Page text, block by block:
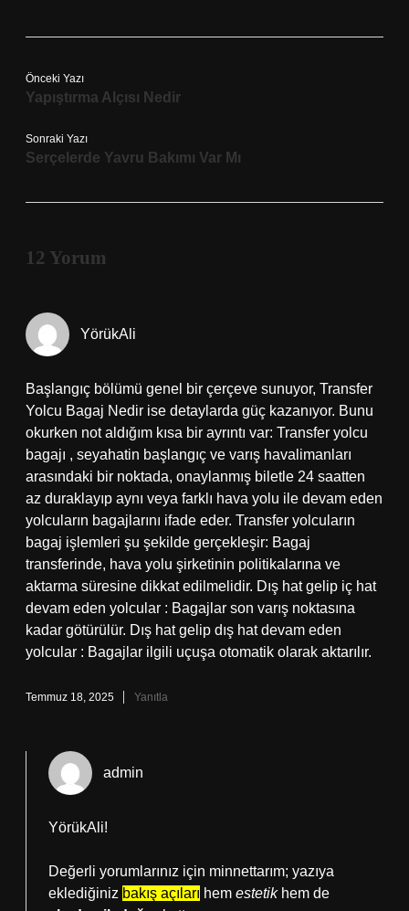
Önceki Yazı
Yapıştırma Alçısı Nedir
Sonraki Yazı
Serçelerde Yavru Bakımı Var Mı
12 Yorum
YörükAli
Başlangıç bölümü genel bir çerçeve sunuyor, Transfer
Yolcu Bagaj Nedir ise detaylarda güç kazanıyor. Bunu
okurken not aldığım kısa bir ayrıntı var: Transfer yolcu
bagajı , seyahatin başlangıç ve varış havalimanları
arasındaki bir noktada, onaylanmış biletle 24 saatten
az duraklayıp aynı veya farklı hava yolu ile devam eden
yolcuların bagajlarını ifade eder. Transfer yolcuların
bagaj işlemleri şu şekilde gerçekleşir: Bagaj
transferinde, hava yolu şirketinin politikalarına ve
aktarma süresine dikkat edilmelidir. Dış hat gelip iç hat
devam eden yolcular : Bagajlar son varış noktasına
kadar götürülür. Dış hat gelip dış hat devam eden
yolcular : Bagajlar ilgili uçuşa otomatik olarak aktarılır.
Temmuz 18, 2025 Yanıtla
admin
YörükAli!
Değerli yorumlarınız için minnettarım; yazıya
eklediğiniz bakış açıları hem estetikhem de